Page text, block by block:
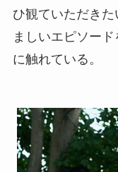
ひ観ていただき
ましいエピソー
に触れている。